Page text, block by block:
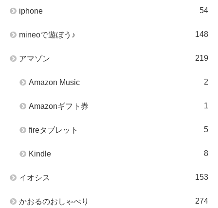
iphone 54
mineoで遊ぼう♪ 148
アマゾン 219
Amazon Music 2
Amazonギフト券 1
fireタブレット 5
Kindle 8
イオシス 153
かおるのおしゃべり 274